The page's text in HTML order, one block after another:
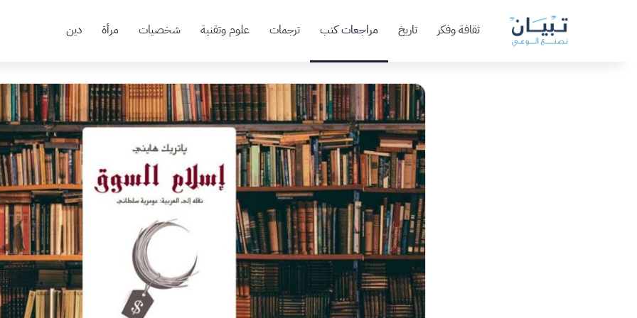
ثقافة وفكر تاريخ مراجعات كتب ترجمات علوم وتقنية شخصيات مرأة دين